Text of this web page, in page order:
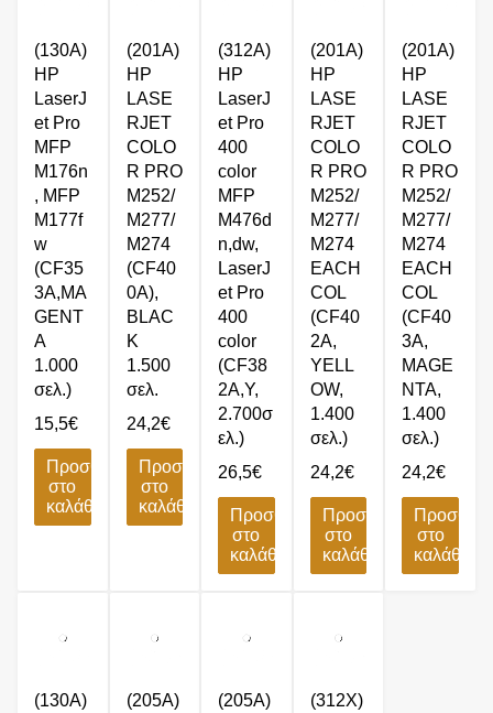
(130A)
HP
LaserJ
et Pro
MFP
M176n
, MFP
M177f
w
(CF35
3A,MA
GENT
A
1.000
σελ.)
15,5€
Προσθήκη
στο
καλάθι
(201A)
HP
LASE
RJET
COLO
R PRO
M252/
M277/
M274
(CF40
0A),
BLΑC
K
1.500
σελ.
24,2€
Προσθήκη
στο
καλάθι
(312A)
HP
LaserJ
et Pro
400
color
MFP
M476d
n,dw,
LaserJ
et Pro
400
color
(CF38
2A,Y,
2.700σ
ελ.)
26,5€
Προσθήκη
στο
καλάθι
(201A)
HP
LASE
RJET
COLO
R PRO
M252/
M277/
M274
EACH
COL
(CF40
2A,
YELL
OW,
1.400
σελ.)
24,2€
Προσθήκη
στο
καλάθι
(201A)
HP
LASE
RJET
COLO
R PRO
M252/
M277/
M274
EACH
COL
(CF40
3A,
MAGE
NTA,
1.400
σελ.)
24,2€
στο
καλάθι
(130A)
(205A)
(205A)
(312X)